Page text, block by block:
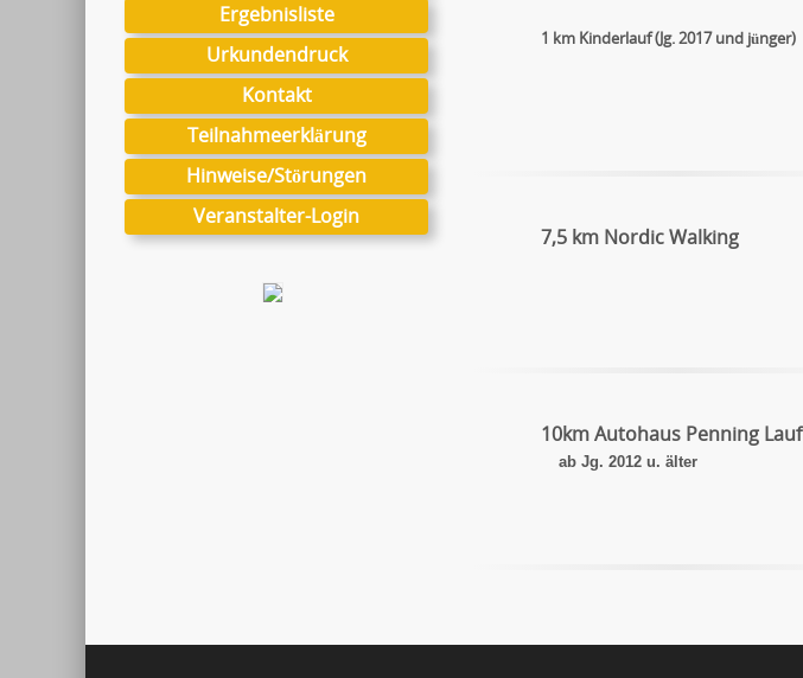
Ergebnisliste
Urkundendruck
Kontakt
Teilnahmeerklärung
Hinweise/Störungen
Veranstalter-Login
1 km Kinderlauf (Jg. 2017 und jünger)
7,5 km Nordic Walking
10km Autohaus Penning Lauf
ab Jg. 2012 u. älter